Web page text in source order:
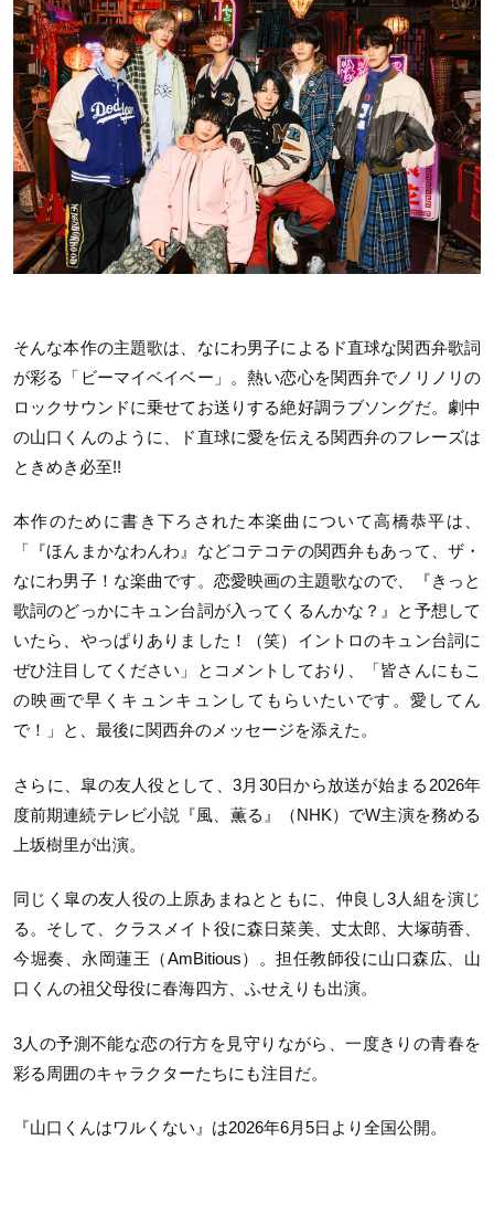
そんな本作の主題歌は、なにわ男子によるド直球な関西弁歌詞
が彩る「ビーマイベイベー」。熱い恋心を関西弁でノリノリの
ロックサウンドに乗せてお送りする絶好調ラブソングだ。劇中
の山口くんのように、ド直球に愛を伝える関西弁のフレーズは
ときめき必至!!
本作のために書き下ろされた本楽曲について高橋恭平は、
「『ほんまかなわんわ』などコテコテの関西弁もあって、ザ・
なにわ男子！な楽曲です。恋愛映画の主題歌なので、『きっと
歌詞のどっかにキュン台詞が入ってくるんかな？』と予想して
いたら、やっぱりありました！（笑）イントロのキュン台詞に
ぜひ注目してください」とコメントしており、「皆さんにもこ
の映画で早くキュンキュンしてもらいたいです。愛してん
で！」と、最後に関西弁のメッセージを添えた。
さらに、皐の友人役として、3月30日から放送が始まる2026年
度前期連続テレビ小説『風、薫る』（NHK）でW主演を務める
上坂樹里が出演。
同じく皐の友人役の上原あまねとともに、仲良し3人組を演じ
る。そして、クラスメイト役に森日菜美、丈太郎、大塚萌香、
今堀奏、永岡蓮王（AmBitious）。担任教師役に山口森広、山
口くんの祖父母役に春海四方、ふせえりも出演。
3人の予測不能な恋の行方を見守りながら、一度きりの青春を
彩る周囲のキャラクターたちにも注目だ。
『山口くんはワルくない』は2026年6月5日より全国公開。